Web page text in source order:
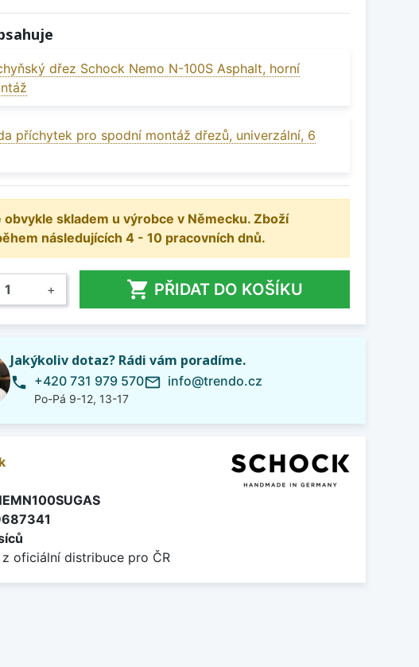
dřez Schock Nemo N-100S Asphalt, horní
příchytek pro spodní montáž dřezů, univerzální, 6
obvykle skladem u výrobce v Německu. Zboží
následujících 4 - 10 pracovních dnů.
+  PŘIDAT DO KOŠÍKU
Jakýkoliv dotaz? Rádi vám poradíme.
phone +420 731 979 570
Po-Pá 9-12, 13-17
mail_outline info@trendo.cz
oficiální distribuce pro ČR